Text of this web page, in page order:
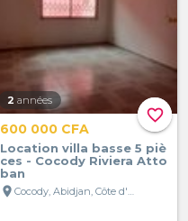
favorite_border
2 années
600 000 CFA
Location villa basse 5 piè
ces - Cocody Riviera Atto
ban
location_on